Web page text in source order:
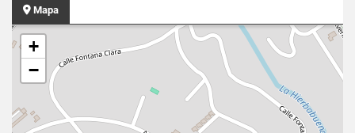
Mapa
+
−